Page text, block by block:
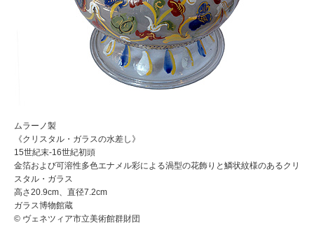
ムラーノ製
《クリスタル・ガラスの水差し》
15世紀末-16世紀初頭
金箔および可溶性多色エナメル彩による渦型の花飾りと鱗状紋様のあるクリ
スタル・ガラス
高さ20.9cm、直径7.2cm
ガラス博物館蔵
© ヴェネツィア市立美術館群財団